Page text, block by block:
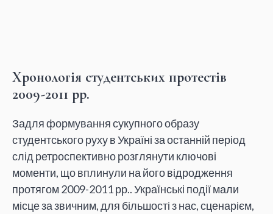
Хронологія студентських протестів
2009-2011 рр.
Задля формування сукупного образу
студентського руху в Україні за останній період
слід ретроспективно розглянути ключові
моменти, що вплинули на його відродження
протягом 2009-2011 рр.. Українські події мали
місце за звичним, для більшості з нас, сценарієм,